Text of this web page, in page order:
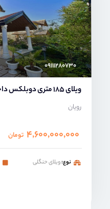
۰۹۱۱۱۲۸۰۷۳۰
ویلای 185 متری دوبلکس داخل مجتمع رویان
رویان
۴,۶۰۰,۰۰۰,۰۰۰ تومان
نوع:ویلای حنگلی